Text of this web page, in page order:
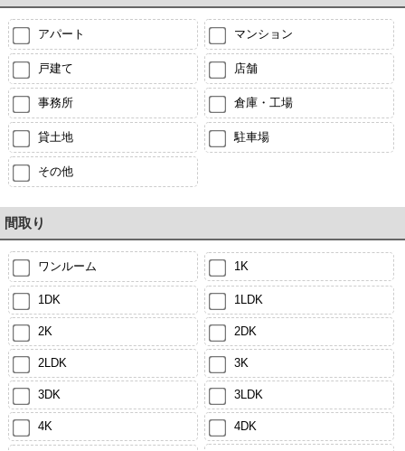
アパート マンション
戸建て 店舗
事務所 倉庫・工場
貸土地 駐車場
その他
間取り
ワンルーム 1K
1DK 1LDK
2K 2DK
2LDK 3K
3DK 3LDK
4K 4DK